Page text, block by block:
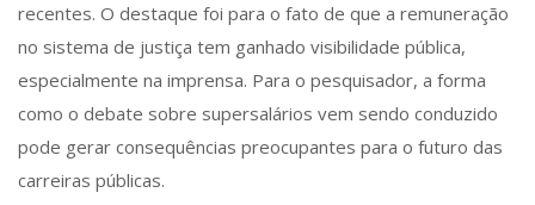
recentes. O destaque foi para o fato de que a remuneração
no sistema de justiça tem ganhado visibilidade pública,
especialmente na imprensa. Para o pesquisador, a forma
como o debate sobre supersalários vem sendo conduzido
pode gerar consequências preocupantes para o futuro das
carreiras públicas.